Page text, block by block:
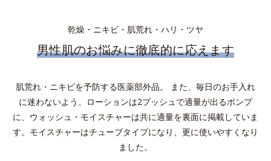
乾燥・ニキビ・肌荒れ・ハリ・ツヤ
男性肌のお悩みに徹底的に応えます
肌荒れ・ニキビを予防する医薬部外品。 また、毎日のお手入れ
に迷わないよう、ローションは2プッシュで適量が出るポンプ
に、ウォッシュ・モイスチャーは共に適量を裏面に掲載していま
す。モイスチャーはチューブタイプになり、更に使いやすくなり
ました。